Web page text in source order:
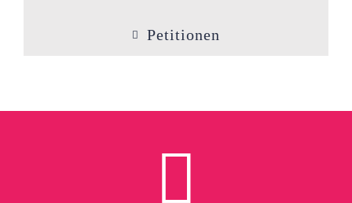
Petitionen